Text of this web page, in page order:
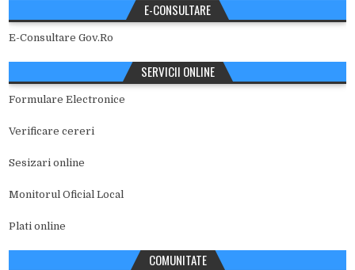
E-CONSULTARE
E-Consultare Gov.Ro
SERVICII ONLINE
Formulare Electronice
Verificare cereri
Sesizari online
Monitorul Oficial Local
Plati online
COMUNITATE